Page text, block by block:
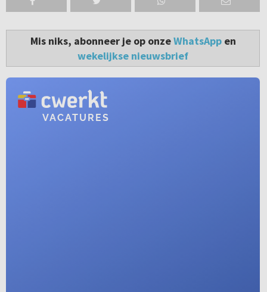
Mis niks, abonneer je op onzeWhatsAppen
wekelijkse nieuwsbrief